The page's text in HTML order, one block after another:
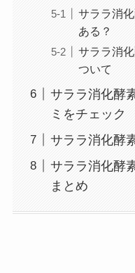
サララ消
ある？
サララ消
ついて
サララ消化酵
ミをチェック
サララ消化酵
サララ消化酵
まとめ